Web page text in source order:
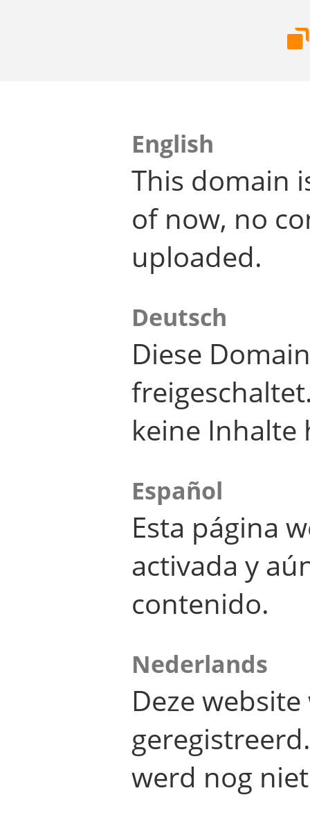
English
This domain
of now, no
uploaded.
Deutsch
Diese
keine Inhalte
Español
Esta página
activada y
contenido.
Nederlands
Deze
werd nog